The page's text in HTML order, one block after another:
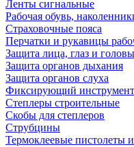
Ленты сигнальные
Рабочая обувь,
Страховочные пояса
Перчатки и рукавицы
Защита лица, глаз и головы
Защита органов дыхания
Защита органов слуха
Фиксирующий инструмент
Степлеры строительные
Скобы для степлеров
Струбцины
Термоклеевые пистолеты